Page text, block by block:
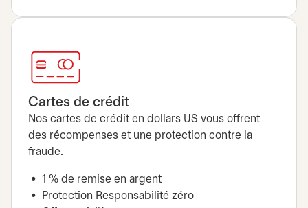
Cartes de crédit
Nos cartes de crédit en dollars US vous offrent
des récompenses et une protection contre la
fraude.
1 % de remise en argent
Protection Responsabilité zéro